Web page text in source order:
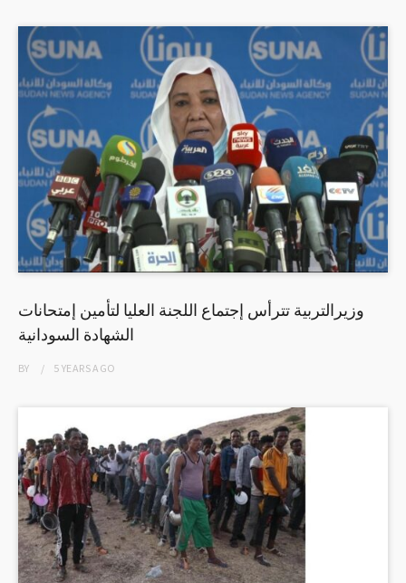
وزيرالتربية تترأس إجتماع اللجنة العليا لتأمين إمتحانات
الشهادة السودانية
BY 5 YEARSAGO